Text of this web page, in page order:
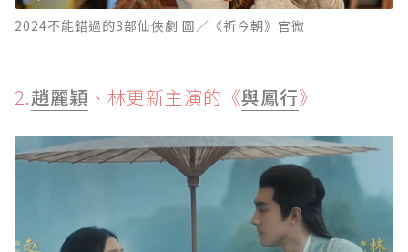
2024不能錯過的3部仙俠劇 圖／《祈今朝》官微
2.趙麗穎 、林更新主演的《與鳳行》